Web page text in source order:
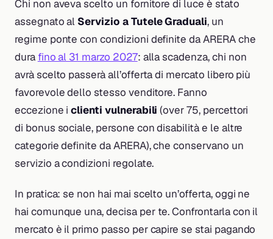
Chi non aveva scelto un fornitore di luce è stato
assegnato al Servizio a Tutele Graduali, un
regime ponte con condizioni definite da ARERA che
dura fino al 31 marzo 2027: alla scadenza, chi non
avrà scelto passerà all’offerta di mercato libero più
favorevole dello stesso venditore. Fanno
eccezione iclienti vulnerabili (over 75, percettori
di bonus sociale, persone con disabilità e le altre
categorie definite da ARERA), che conservano un
servizio a condizioni regolate.
In pratica: se non hai mai scelto un’offerta, oggi ne
hai comunque una, decisa per te. Confrontarla con il
mercato è il primo passo per capire se stai pagando